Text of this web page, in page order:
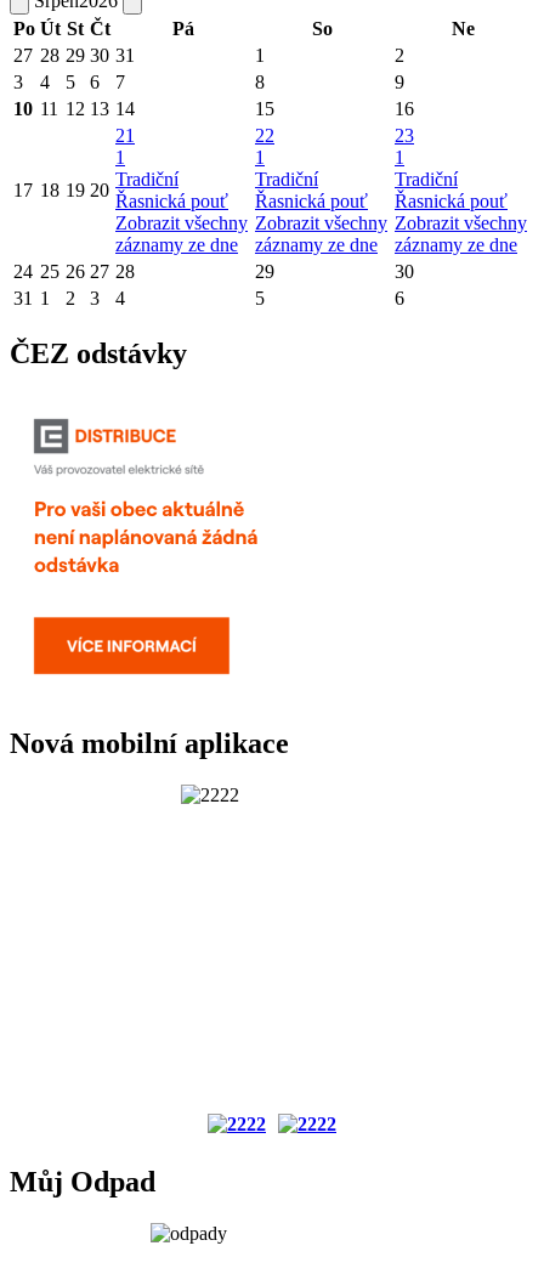
Po Út St Čt Pá So
Ne
27 28 29 30 31 1
2
3
4 5 6 7 8
9
10 11 12 13 14 15 16
17 18 19 20
21
1
Tradiční
Řasnická pouť
Zobrazit všechny
záznamy ze dne
22
1
Tradiční
Řasnická pouť
Zobrazit všechny
záznamy ze dne
23
1
Tradiční
Řasnická pouť
Zobrazit všechny
záznamy ze dne
24 25 26 27 28 29
30
31 1 2 3 4 5 6
ČEZ odstávky
Nová mobilní aplikace
Můj Odpad